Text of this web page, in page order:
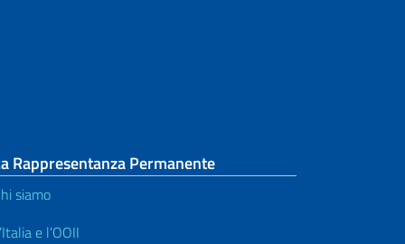
Rappresentanza Permanente
siamo
e l’OOII